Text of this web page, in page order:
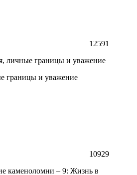
12591
границы и уважение
10929